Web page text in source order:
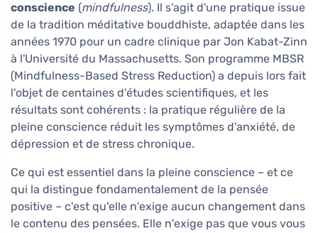
conscience (mindfulness). Il s'agit d'une pratique issue
de la tradition méditative bouddhiste, adaptée dans les
années 1970 pour un cadre clinique par Jon Kabat-Zinn
à l'Université du Massachusetts. Son programme MBSR
(Mindfulness-Based Stress Reduction) a depuis lors fait
l'objet de centaines d'études scientifiques, et les
résultats sont cohérents : la pratique régulière de la
pleine conscience réduit les symptômes d'anxiété, de
dépression et de stress chronique.
Ce qui est essentiel dans la pleine conscience – et ce
qui la distingue fondamentalement de la pensée
positive – c'est qu'elle n'exige aucun changement dans
le contenu des pensées. Elle n'exige pas que vous vous